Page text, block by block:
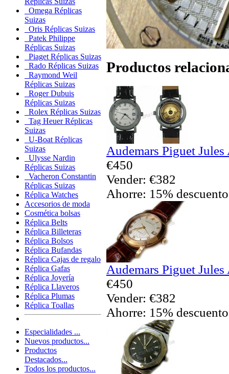
Omega Réplicas
Suizas
Oris Réplicas Suizas
Patek Philippe
Réplicas Suizas
Piaget Réplicas Suizas
Rado Réplicas Suizas
Raymond Weil
Réplicas Suizas
Roger Dubuis
Réplicas Suizas
Rolex Réplicas Suizas
Tag Heuer Réplicas
Suizas
U-Boat Réplicas
Suizas
Ulysse Nardin
Réplicas Suizas
Vacheron Constantin
Réplicas Suizas
Réplica Watches
Accesorios de moda
Cosmética bolsas
Réplica Belts
Réplica Billeteras
Réplica Bolsos
Réplica Bufandas
Réplica Cajas de regalo
Réplica Gafas
Réplica Joyería
Réplica Llaveros
Réplica Plumas
Réplica Toallas
Especialidades ...
Nuevos productos...
Productos
Destacados...
Todos los productos...
Productos
Audemars Piguet
€450
Vender: €382
Ahorre: 15% descuento
Audemars Piguet
€450
Vender: €382
Ahorre: 15% descuento